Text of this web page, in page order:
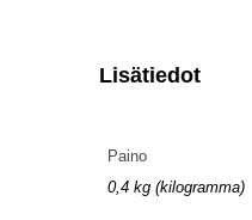
Lisätiedot
Paino
0,4 kg (kilogramma)